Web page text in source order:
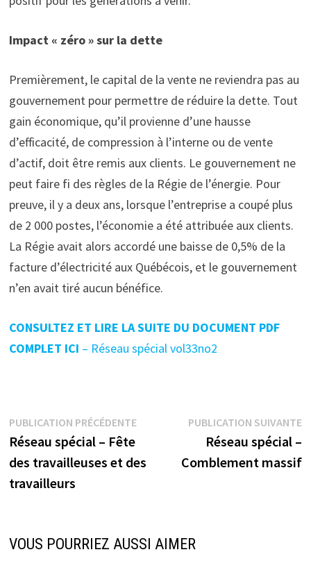
Impact « zéro » sur la dette
Premièrement, le capital de la vente ne reviendra pas au
gouvernement pour permettre de réduire la dette. Tout
gain économique, qu’il provienne d’une hausse
d’efficacité, de compression à l’interne ou de vente
d’actif, doit être remis aux clients. Le gouvernement ne
peut faire fi des règles de la Régie de l’énergie. Pour
preuve, il y a deux ans, lorsque l’entreprise a coupé plus
de 2 000 postes, l’économie a été attribuée aux clients.
La Régie avait alors accordé une baisse de 0,5% de la
facture d’électricité aux Québécois, et le gouvernement
n’en avait tiré aucun bénéfice.
CONSULTEZ ET LIRE LA SUITE DU DOCUMENT PDF
COMPLET ICI – Réseau spécial vol33no2
Navigation
de
l’article
PUBLICATION PRÉCÉDENTEPublication
Réseau spécial – Fête
des travailleuses et des
travailleurs
PUBLICATION SUIVANTE
Réseau spécial –
Comblement massif
VOUS POURRIEZ AUSSI AIMER